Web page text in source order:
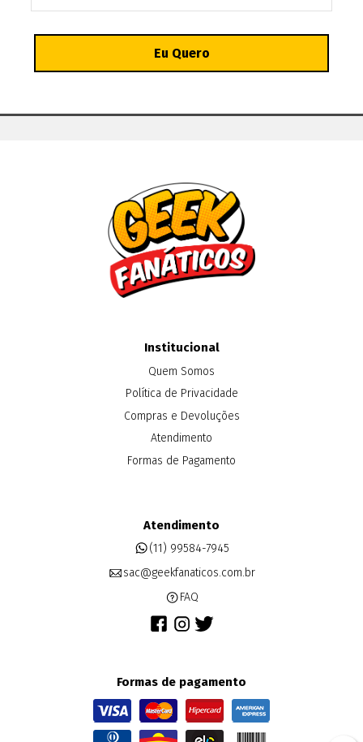
Institucional
Quem Somos
Política de Privacidade
Compras e Devoluções
Atendimento
Formas de Pagamento
Atendimento
(11) 99584-7945
sac@geekfanaticos.com.br
FAQ
Formas de pagamento